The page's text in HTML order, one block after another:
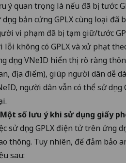
ý quan trọng là nếu đã bị tước
dụng bản cứng GPLX cùng loại đã
vi phạm đã bị tạm giữ/tước
lỗi không có GPLX và xử phạt
dụng VNeID hiển thị rõ ràng
địa điểm), giúp người dân dễ
người dân vẫn có thể sử
Một số lưu ý khi sử dụng giấy
sử dụng GPLX điện tử trên ứng
thông. Tuy nhiên, để đảm bảo
sau: